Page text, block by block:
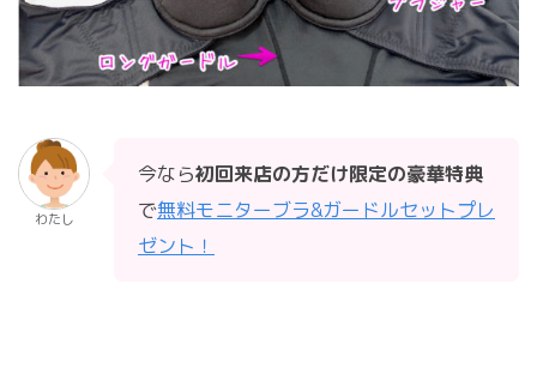
わたし
今なら初回来店の方だけ限定の豪華特典
で無料モニターブラ&ガードルセットプレ
ゼント！